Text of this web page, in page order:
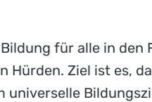
für alle in
Hürden. Ziel ist es,
universelle